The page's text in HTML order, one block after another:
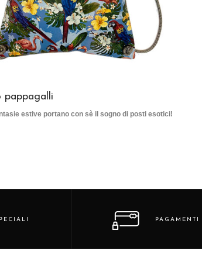
pappagalli
estive portano con sè il sogno di posti esotici!
PAGAMENTI